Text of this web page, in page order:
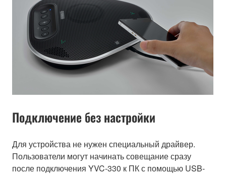
Подключение без настройки
Для устройства не нужен специальный драйвер.
Пользователи могут начинать совещание сразу
после подключения YVC-330 к ПК с помощью USB-